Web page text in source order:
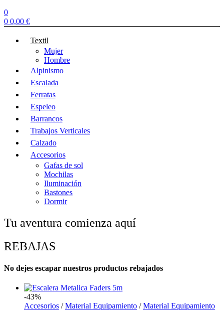
0
0 0,00 €
Textil
Mujer
Hombre
Alpinismo
Escalada
Ferratas
Espeleo
Barrancos
Trabajos Verticales
Calzado
Accesorios
Gafas de sol
Mochilas
Iluminación
Bastones
Dormir
Tu aventura comienza aquí
REBAJAS
No dejes escapar nuestros productos rebajados
-43%
Accesorios /Material Equipamiento /Material Equipamiento